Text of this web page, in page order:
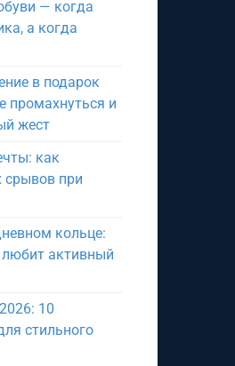
— когда
а когда
в подарок
промахнуться и
жест
как
срывов при
кольце:
активный
10
стильного